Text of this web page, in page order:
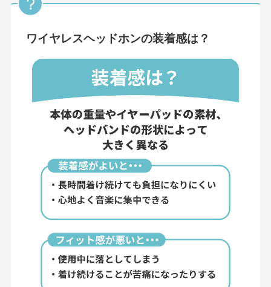
ワイヤレスヘッドホンの装着感は？